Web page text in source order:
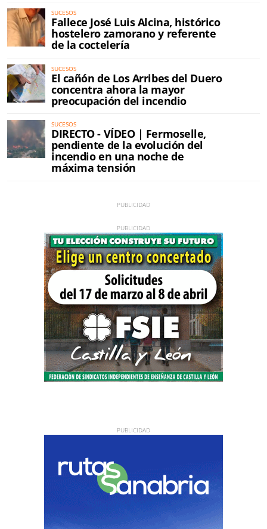
SUCESOS
Fallece José Luis Alcina, histórico
hostelero zamorano y referente
de la coctelería
SUCESOS
El cañón de Los Arribes del Duero
concentra ahora la mayor
preocupación del incendio
SUCESOS
DIRECTO - VÍDEO | Fermoselle,
pendiente de la evolución del
incendio en una noche de
máxima tensión